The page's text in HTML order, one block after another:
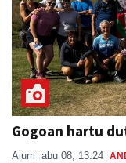
Gogoan hartu
Aiurri abu 08, 13:24